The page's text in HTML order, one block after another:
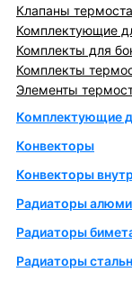
Клапаны
Комплектующие
Комплекты для
Комплекты
Элементы
Комплектующие
Конвекторы
Конвекторы
Радиаторы
Радиаторы
Радиаторы